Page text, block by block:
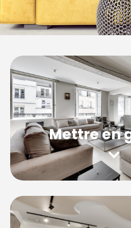
Mettre en
Découvrez notre service
sur-Seine
, nous
intégrale de votre